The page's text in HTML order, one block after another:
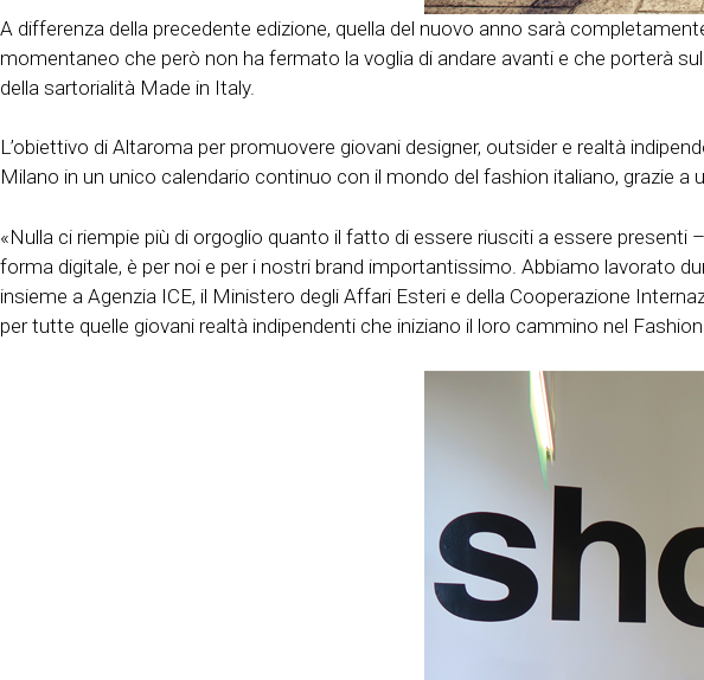
A differenza della precedente edizione, quella del nuovo anno sarà
momentaneo che però non ha fermato la voglia di andare avanti e che porterà
della sartorialità Made in Italy.
L’obiettivo di Altaroma per promuovere giovani designer, outsider e realtà
Milano in un unico calendario continuo con il mondo del fashion italiano, grazie a
«Nulla ci riempie più di orgoglio quanto il fatto di essere riusciti a essere presenti
forma digitale, è per noi e per i nostri brand importantissimo. Abbiamo lavorato
insieme a Agenzia ICE, il Ministero degli Affari Esteri e della Cooperazione
per tutte quelle giovani realtà indipendenti che iniziano il loro cammino nel